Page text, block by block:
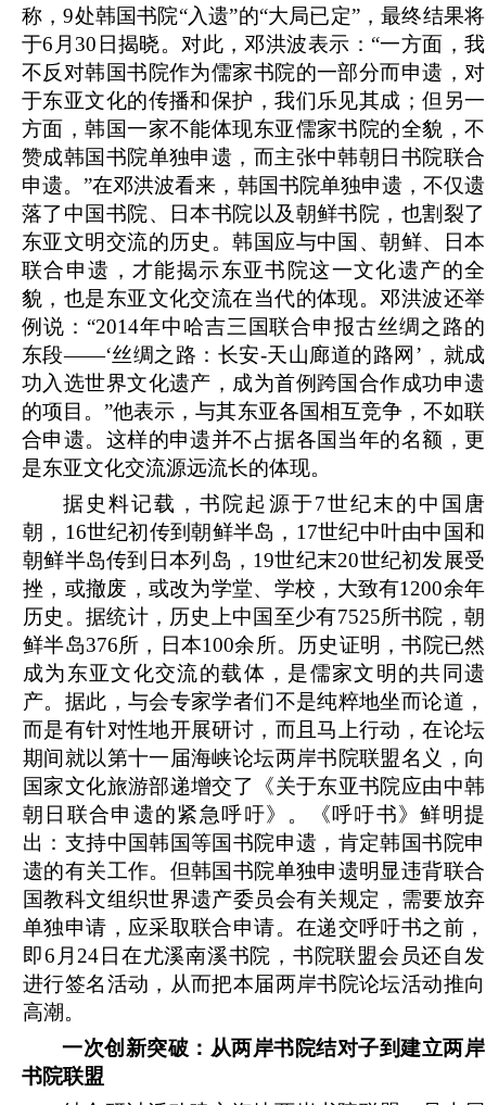
称，9处韩国书院“入遗”的“大局已定”，最终结果将
于6月30日揭晓。对此，邓洪波表示：“一方面，我
不反对韩国书院作为儒家书院的一部分而申遗，对
于东亚文化的传播和保护，我们乐见其成；但另一
方面，韩国一家不能体现东亚儒家书院的全貌，不
赞成韩国书院单独申遗，而主张中韩朝日书院联合
申遗。”在邓洪波看来，韩国书院单独申遗，不仅遗
落了中国书院、日本书院以及朝鲜书院，也割裂了
东亚文明交流的历史。韩国应与中国、朝鲜、日本
联合申遗，才能揭示东亚书院这一文化遗产的全
貌，也是东亚文化交流在当代的体现。邓洪波还举
例说：“2014年中哈吉三国联合申报古丝绸之路的
东段——‘丝绸之路：长安-天山廊道的路网’，就成
功入选世界文化遗产，成为首例跨国合作成功申遗
的项目。”他表示，与其东亚各国相互竞争，不如联
合申遗。这样的申遗并不占据各国当年的名额，更
是东亚文化交流源远流长的体现。
据史料记载，书院起源于7世纪末的中国唐
朝，16世纪初传到朝鲜半岛，17世纪中叶由中国和
朝鲜半岛传到日本列岛，19世纪末20世纪初发展受
挫，或撤废，或改为学堂、学校，大致有1200余年
历史。据统计，历史上中国至少有7525所书院，朝
鲜半岛376所，日本100余所。历史证明，书院已然
成为东亚文化交流的载体，是儒家文明的共同遗
产。据此，与会专家学者们不是纯粹地坐而论道，
而是有针对性地开展研讨，而且马上行动，在论坛
期间就以第十一届海峡论坛两岸书院联盟名义，向
国家文化旅游部递增交了《关于东亚书院应由中韩
朝日联合申遗的紧急呼吁》。《呼吁书》鲜明提
出：支持中国韩国等国书院申遗，肯定韩国书院申
遗的有关工作。但韩国书院单独申遗明显违背联合
国教科文组织世界遗产委员会有关规定，需要放弃
单独申请，应采取联合申请。在递交呼吁书之前，
即6月24日在尤溪南溪书院，书院联盟会员还自发
进行签名活动，从而把本届两岸书院论坛活动推向
高潮。
一次创新突破：从两岸书院结对子到建立两岸
书院联盟